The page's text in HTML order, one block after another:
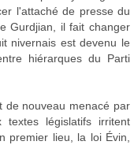
l'attaché de presse du
Gurdjian, il fait changer
nivernais est devenu le
hiérarques du Parti
de nouveau menacé par
textes législatifs irritent
premier lieu, la loi Évin,